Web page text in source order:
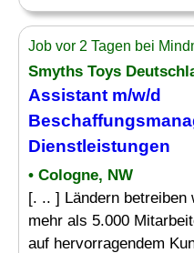
Job vor 2 Tagen bei
Smyths Toys
Assistant m/w/d
Dienstleistungen
• Cologne, NW
[. .. ] Ländern
mehr als 5.000
auf hervorragendem